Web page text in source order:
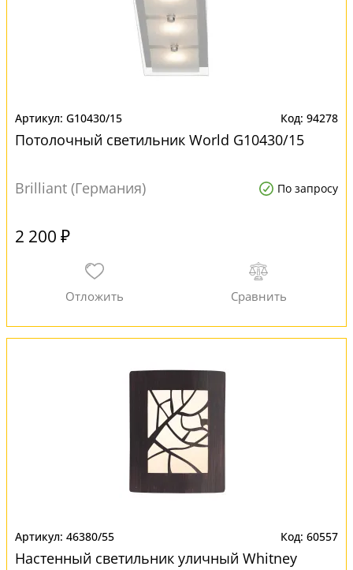
G10430/15 94278
Потолочный светильник World G10430/15
Brilliant (Германия) По запросу
2 200 ₽
46380/55 60557
Настенный светильник уличный Whitney